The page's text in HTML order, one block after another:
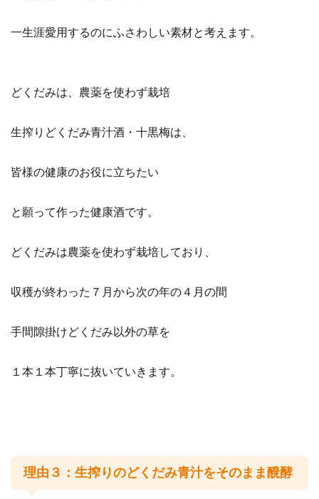
一生涯愛用するのにふさわしい素材と考えます。
どくだみは、農薬を使わず栽培
生搾りどくだみ青汁酒・十黒梅は、
皆様の健康のお役に立ちたい
と願って作った健康酒です。
どくだみは農薬を使わず栽培しており、
収穫が終わった７月から次の年の４月の間
手間隙掛けどくだみ以外の草を
１本１本丁寧に抜いていきます。
理由３：生搾りのどくだみ青汁をそのまま醗酵